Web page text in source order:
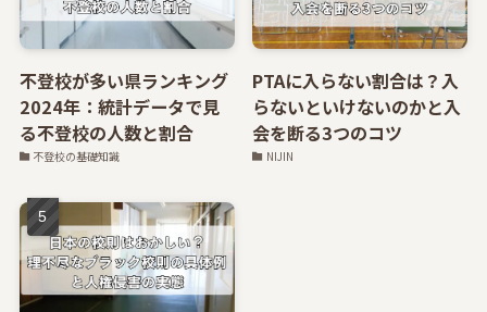
不登校が多い県ランキング
2024年：統計データで見
る不登校の人数と割合
不登校の基礎知識
PTAに入らない割合は？入
らないといけないのかと入
会を断る3つのコツ
NIJIN